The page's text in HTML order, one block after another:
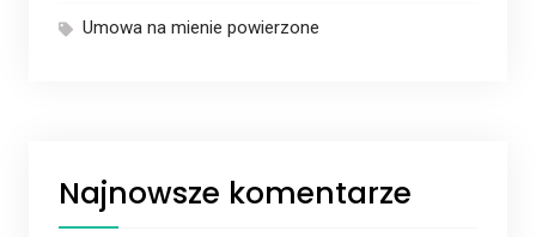
Umowa na mienie powierzone
Najnowsze komentarze